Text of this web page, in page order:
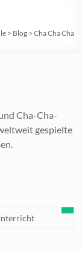
> Blog> Cha Cha Cha
Cha-Cha-
gespielte